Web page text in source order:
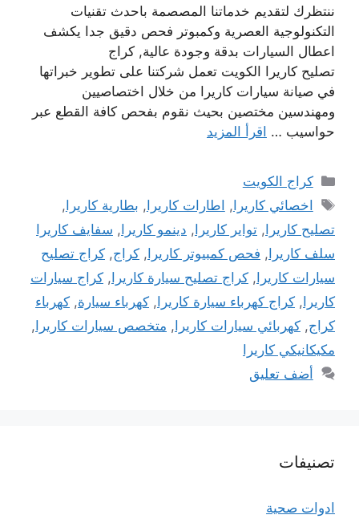
ننتظرك لتقديم خدماتنا المصصمة باحدث تقنيات
التكنولوجية العصرية وكمبوتر فحص دقيق جدا يكشف
اعطال السيارات بدقة وجودة عالية, كراج
تصليح كاريرا الكويت تعمل شركتنا على تطوير خبراتها
في صيانة سيارات كاريرا من خلال اختصاصيين
ومهندسين مختصين بحيث نقوم بفحص كافة القطع عبر
حواسيب … اقرأ المزيد
التصنيفات
كراج الكويت
الوسوم
اخصائي كاريرا, اطارات كاريرا, بطارية كاريرا,
تصليح كاريرا, تواير كاريرا, دينمو كاريرا, سفايف كاريرا
سلف كاريرا, فحص كمبيوتر كاريرا, كراج, كراج تصليح
سيارات كاريرا, كراج تصليح سيارة كاريرا, كراج سيارات
كاريرا, كراج كهرباء سيارة كاريرا, كهرباء سيارة, كهرباء
كراج, كهربائي سيارات كاريرا, متخصص سيارات كاريرا,
مكيكانيكي كاريرا
أضف تعليق
تصنيفات
ادوات صحية